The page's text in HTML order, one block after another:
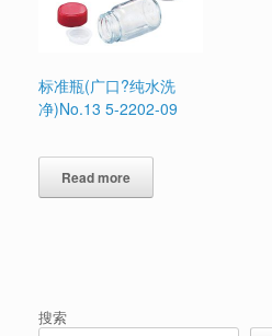
标准瓶(广口?纯水洗
净)No.13 5-2202-09
Read more
搜索